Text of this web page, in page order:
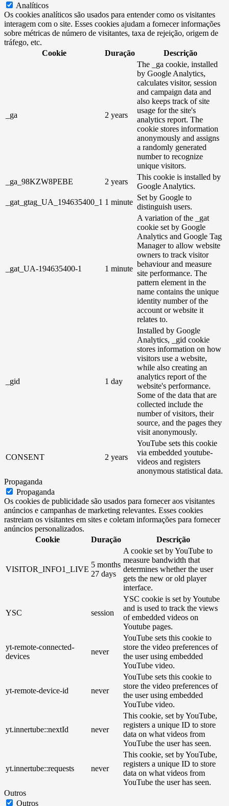
Analíticos
Os cookies analíticos são usados ​​para entender como os visitantes
interagem com o site. Esses cookies ajudam a fornecer informações
sobre métricas de número de visitantes, taxa de rejeição, origem de
tráfego, etc.
Cookie
Duração Descrição
_ga 2 years
The _ga cookie, installed
by Google Analytics,
calculates visitor, session
and campaign data and
also keeps track of site
usage for the site's
analytics report. The
cookie stores information
anonymously and assigns
a randomly generated
number to recognize
unique visitors.
_ga_98KZW8PEBE
2 years
This cookie is installed by
Google Analytics.
_gat_gtag_UA_194635400_1 1 minute
Set by Google to
distinguish users.
_gat_UA-194635400-1 1 minute
A variation of the _gat
cookie set by Google
Analytics and Google Tag
Manager to allow website
owners to track visitor
behaviour and measure
site performance. The
pattern element in the
name contains the unique
identity number of the
account or website it
relates to.
_gid 1 day
Installed by Google
Analytics, _gid cookie
stores information on how
visitors use a website,
while also creating an
analytics report of the
website's performance.
Some of the data that are
collected include the
number of visitors, their
source, and the pages they
visit anonymously.
CONSENT 2 years
YouTube sets this cookie
via embedded youtube-
videos and registers
anonymous statistical data.
Propaganda
Propaganda
Os cookies de publicidade são usados ​​para fornecer aos visitantes
anúncios e campanhas de marketing relevantes. Esses cookies
rastreiam os visitantes em sites e coletam informações para fornecer
anúncios personalizados.
Cookie
Duração Descrição
VISITOR_INFO1_LIVE
5 months
27 days
A cookie set by YouTube to
measure bandwidth that
determines whether the user
gets the new or old player
interface.
YSC session
YSC cookie is set by Youtube
and is used to track the views
of embedded videos on
Youtube pages.
yt-remote-connected-
devices
never
YouTube sets this cookie to
store the video preferences of
the user using embedded
YouTube video.
yt-remote-device-id never
YouTube sets this cookie to
store the video preferences of
the user using embedded
YouTube video.
yt.innertube::nextId never
This cookie, set by YouTube,
registers a unique ID to store
data on what videos from
YouTube the user has seen.
yt.innertube::requests never
This cookie, set by YouTube,
registers a unique ID to store
data on what videos from
YouTube the user has seen.
Outros
Outros